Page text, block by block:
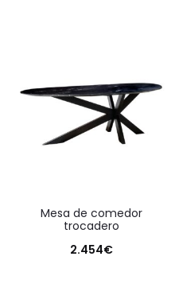
mesa de comedor
trocadero
2.454€